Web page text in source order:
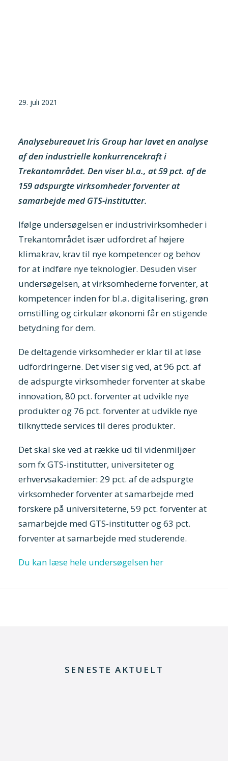
English
29. juli 2021
Analysebureauet Iris Group har lavet en analyse
af den industrielle konkurrencekraft i
Trekantområdet. Den viser bl.a., at 59 pct. af de
159 adspurgte virksomheder forventer at
samarbejde med GTS-institutter.
Ifølge undersøgelsen er industrivirksomheder i
Trekantområdet især udfordret af højere
klimakrav, krav til nye kompetencer og behov
for at indføre nye teknologier. Desuden viser
undersøgelsen, at virksomhederne forventer, at
kompetencer inden for bl.a. digitalisering, grøn
omstilling og cirkulær økonomi får en stigende
betydning for dem.
De deltagende virksomheder er klar til at løse
udfordringerne. Det viser sig ved, at 96 pct. af
de adspurgte virksomheder forventer at skabe
innovation, 80 pct. forventer at udvikle nye
produkter og 76 pct. forventer at udvikle nye
tilknyttede services til deres produkter.
Det skal ske ved at række ud til videnmiljøer
som fx GTS-institutter, universiteter og
erhvervsakademier: 29 pct. af de adspurgte
virksomheder forventer at samarbejde med
forskere på universiteterne, 59 pct. forventer at
samarbejde med GTS-institutter og 63 pct.
forventer at samarbejde med studerende.
Du kan læse hele undersøgelsen her
SENESTE AKTUELT